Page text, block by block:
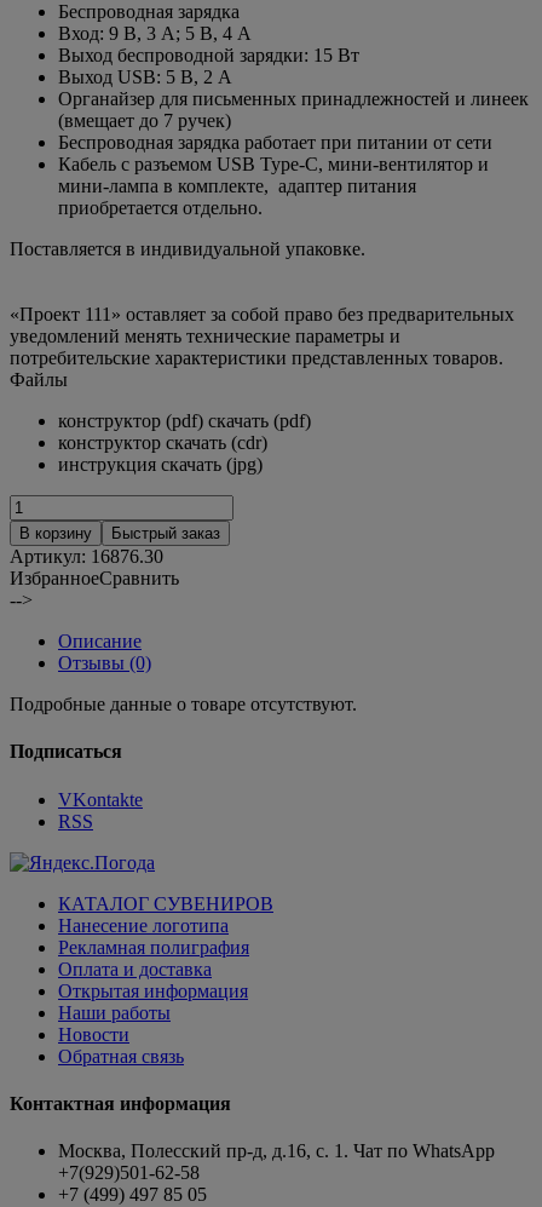
Беспроводная зарядка
Вход: 9 В, 3 A; 5 В, 4 A
Выход беспроводной зарядки: 15 Вт
Выход USB: 5 В, 2 A
Органайзер для письменных принадлежностей и линеек
(вмещает до 7 ручек)
Беспроводная зарядка работает при питании от сети
Кабель с разъемом USB Type-C, мини-вентилятор и
мини-лампа в комплекте, адаптер питания
приобретается отдельно.
Поставляется в индивидуальной упаковке.
«Проект 111» оставляет за собой право без предварительных
уведомлений менять технические параметры и
потребительские характеристики представленных товаров.
Файлы
конструктор (pdf) скачать (pdf)
конструктор скачать (cdr)
инструкция скачать (jpg)
В корзину Быстрый заказ
Артикул: 16876.30
ИзбранноеСравнить
-->
Описание
Отзывы (0)
Подробные данные о товаре отсутствуют.
Подписаться
VKontakte
RSS
КАТАЛОГ СУВЕНИРОВ
Нанесение логотипа
Рекламная полиграфия
Оплата и доставка
Открытая информация
Наши работы
Новости
Обратная связь
Контактная информация
Москва, Полесский пр-д, д.16, с. 1. Чат по WhatsApp
+7(929)501-62-58
+7 (499) 497 85 05